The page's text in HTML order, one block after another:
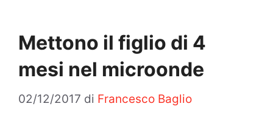
Mettono il figlio di 4
mesi nel microonde
02/12/2017 di Francesco Baglio